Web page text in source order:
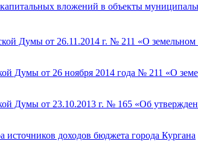
вложений в объекты
Думы от 26.11.2014 г. № 211 «О земельном
Думы от 26 ноября 2014 года № 211 «О
Думы от 23.10.2013 г. № 165 «Об
доходов бюджета города Кургана